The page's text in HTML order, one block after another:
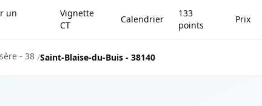
un
Vignette
CT
Calendrier
133
points
Prix
- 38 /Saint-Blaise-du-Buis - 38140